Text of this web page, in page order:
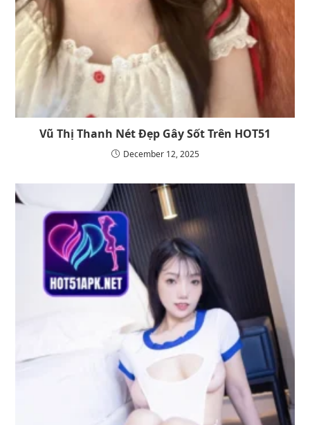
Vũ Thị Thanh Nét Đẹp Gây Sốt Trên HOT51
December 12, 2025